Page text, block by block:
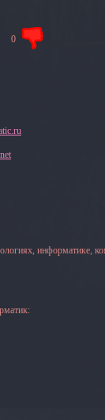
0
информатике,